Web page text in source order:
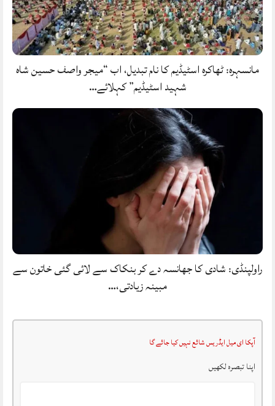
مانسہرہ: ٹھاکرہ اسٹیڈیم کا نام تبدیل، اب “میجر واصف حسین شاہ
شہید اسٹیڈیم” کہلائے…
راولپنڈی: شادی کا جھانسہ دے کر بنکاک سے لائی گئی خاتون سے
مبینہ زیادتی،…
آپکا ای میل ایڈریس شائع نہیں کیا جائے گا
اپنا تبصرہ لکھیں